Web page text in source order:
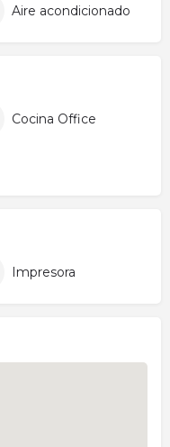
Aire acondicionado
Cocina Office
Impresora